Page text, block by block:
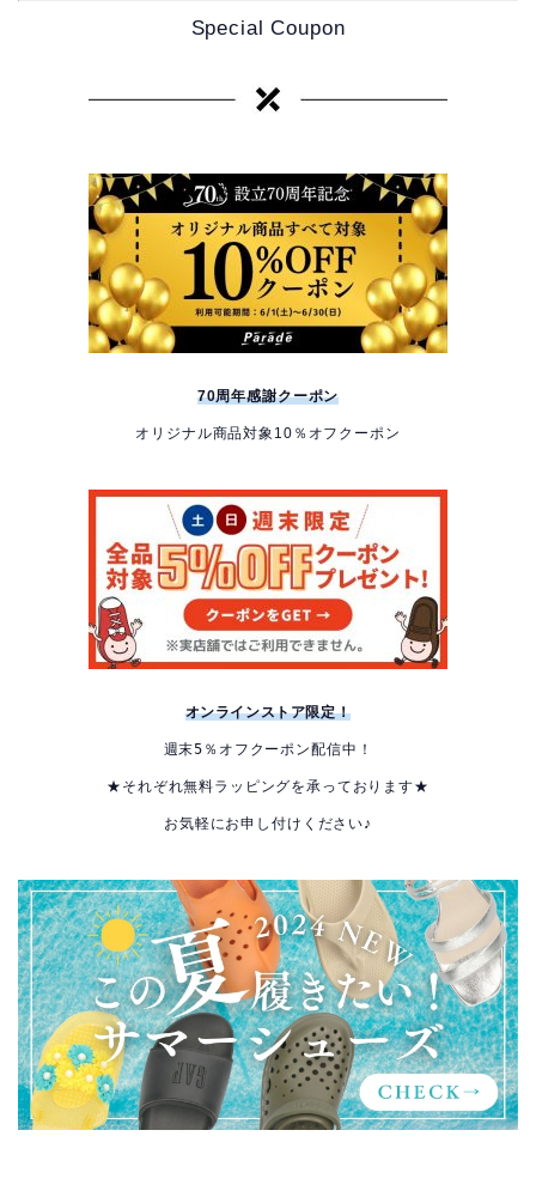
Special Coupon
70周年感謝クーポン
オリジナル商品対象10％オフクーポン
オンラインストア限定！
週末5％オフクーポン配信中！
★それぞれ無料ラッピングを承っております★
お気軽にお申し付けください♪